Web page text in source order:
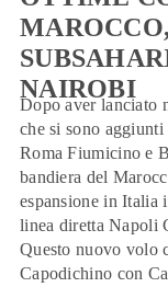
NAIROBI
Dopo aver lanciato
che si sono
Roma Fiumicino e
bandiera del
espansione in Italia
linea diretta Napoli
Questo nuovo volo
Capodichino con